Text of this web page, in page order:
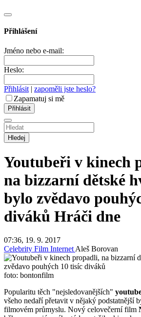
Přihlášení
Jméno nebo e-mail:
Heslo:
Přihlásit | zapoměli jste heslo?
Zapamatuj si mě
Hledej
Youtubeři v kinech
na bizzarní dětské
bylo zvědavo
diváků Hráči dne
07:36, 19. 9. 2017
Celebrity Film InternetAleš Borovan
foto: bontonfilm
Popularitu těch "nejsledovanějších"
všeho nedaří přetavit v nějaký podstatnější
filmovém průmyslu. Nový celovečerní film